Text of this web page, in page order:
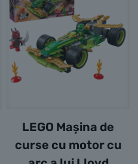
LEGO Mașina de
curse cu motor cu